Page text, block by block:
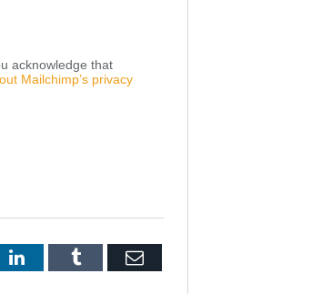
acknowledge that
Mailchimp’s privacy
LinkedInTumblr Email